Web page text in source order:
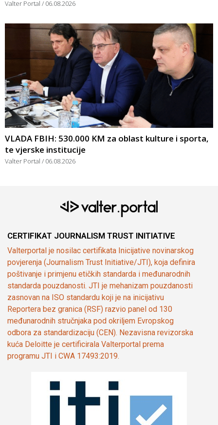
Valter Portal 06.08.2026
VLADA FBIH: 530.000 KM za oblast kulture i sporta,
te vjerske institucije
Valter Portal 06.08.2026
CERTIFIKAT JOURNALISM TRUST INITIATIVE
Valterportal je nosilac certifikata Inicijative novinarskog
povjerenja (Journalism Trust Initiative/JTI), koja definira
poštivanje i primjenu etičkih standarda i međunarodnih
standarda pouzdanosti. JTI je mehanizam pouzdanosti
zasnovan na ISO standardu koji je na inicijativu
Reportera bez granica (RSF) razvio panel od 130
međunarodnih stručnjaka pod okriljem Evropskog
odbora za standardizaciju (CEN). Nezavisna revizorska
kuća Deloitte je certificirala Valterportal prema
programu JTI i CWA 17493:2019.